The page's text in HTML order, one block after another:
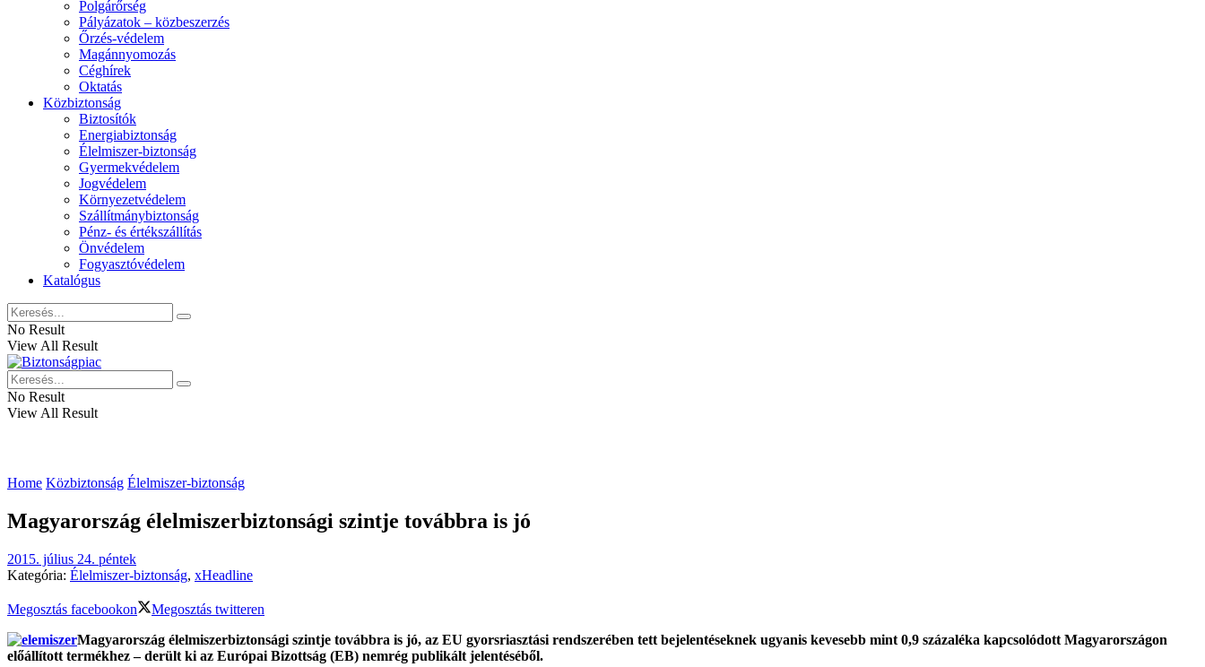
Polgárőrség
Pályázatok – közbeszerzés
Őrzés-védelem
Magánnyomozás
Céghírek
Oktatás
Közbiztonság
Biztosítók
Energiabiztonság
Élelmiszer-biztonság
Gyermekvédelem
Jogvédelem
Környezetvédelem
Szállítmánybiztonság
Pénz- és értékszállítás
Önvédelem
Fogyasztóvédelem
Katalógus
No Result
View All Result
No Result
View All Result
Home Közbiztonság Élelmiszer-biztonság
Magyarország élelmiszerbiztonsági szintje továbbra is jó
2015. július 24. péntek
Kategória: Élelmiszer-biztonság, xHeadline
Megosztás facebookon
Megosztás twitteren
Magyarország élelmiszerbiztonsági szintje továbbra is jó, az EU gyorsriasztási rendszerében tett bejelentéseknek ugyanis kevesebb mint 0,9 százaléka kapcsolódott Magyarországon
előállított termékhez – derült ki az Európai Bizottság (EB) nemrég publikált jelentéséből.